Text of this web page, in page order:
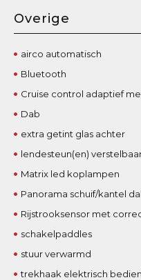
Overige
airco automatisch
Bluetooth
Cruise control adaptief
Dab
extra getint glas achter
lendesteun(en)
Matrix led koplampen
Panorama schuif/kantel
Rijstrooksensor met
schakelpaddles
stuur verwarmd
trekhaak elektrisch